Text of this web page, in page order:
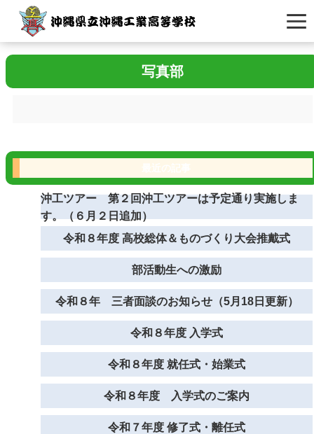
写真部
沖工ツアー 第２回沖工ツアーは予定通り実施しま
す。（６月２日追加）
令和８年度 高校総体＆ものづくり大会推戴式
部活動生への激励
令和８年 三者面談のお知らせ（5月18日更新）
令和８年度 入学式
令和８年度 就任式・始業式
令和８年度 入学式のご案内
令和７年度 修了式・離任式